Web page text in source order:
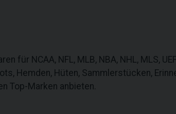
für NCAA, NFL, MLB, NBA, NHL, MLS,
Hemden, Hüten, Sammlerstücken,
Top-Marken anbieten.